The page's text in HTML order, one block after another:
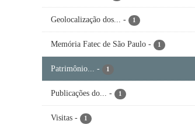
Geolocalização dos... - 1
Memória Fatec de São Paulo - 1
Patrimônio... - 1
Publicações do... - 1
Visitas - 1